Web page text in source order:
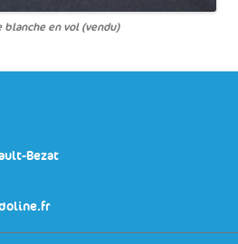
blanche en vol (vendu)
Bezat